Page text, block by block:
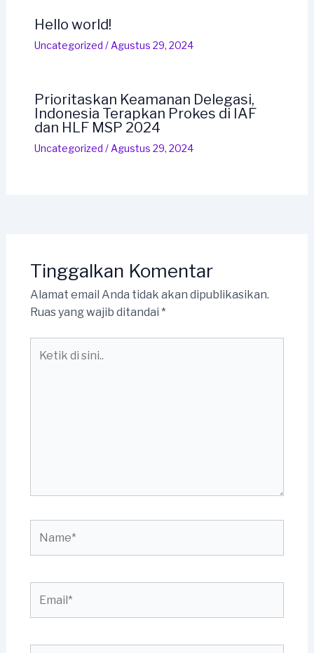
Hello world!
Uncategorized / Agustus 29, 2024
Prioritaskan Keamanan Delegasi,
Indonesia Terapkan Prokes di IAF
dan HLF MSP 2024
Uncategorized / Agustus 29, 2024
Tinggalkan Komentar
Alamat email Anda tidak akan dipublikasikan.
Ruas yang wajib ditandai *